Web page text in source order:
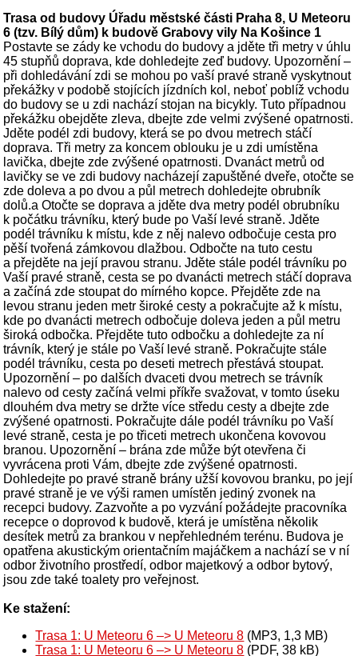
Trasa od budovy Úřadu městské části Praha 8, U Meteoru
6 (tzv. Bílý dům) k budově Grabovy vily Na Košince 1
Postavte se zády ke vchodu do budovy a jděte tři metry v úhlu
45 stupňů doprava, kde dohledejte zeď budovy. Upozornění –
při dohledávání zdi se mohou po vaší pravé straně vyskytnout
překážky v podobě stojících jízdních kol, neboť poblíž vchodu
do budovy se u zdi nachází stojan na bicykly. Tuto případnou
překážku obejděte zleva, dbejte zde velmi zvýšené opatrnosti.
Jděte podél zdi budovy, která se po dvou metrech stáčí
doprava. Tři metry za koncem oblouku je u zdi umístěna
lavička, dbejte zde zvýšené opatrnosti. Dvanáct metrů od
lavičky se ve zdi budovy nacházejí zapuštěné dveře, otočte se
zde doleva a po dvou a půl metrech dohledejte obrubník
dolů.a Otočte se doprava a jděte dva metry podél obrubníku
k počátku trávníku, který bude po Vaší levé straně. Jděte
podél trávníku k místu, kde z něj nalevo odbočuje cesta pro
pěší tvořená zámkovou dlažbou. Odbočte na tuto cestu
a přejděte na její pravou stranu. Jděte stále podél trávníku po
Vaší pravé straně, cesta se po dvanácti metrech stáčí doprava
a začíná zde stoupat do mírného kopce. Přejděte zde na
levou stranu jeden metr široké cesty a pokračujte až k místu,
kde po dvanácti metrech odbočuje doleva jeden a půl metru
široká odbočka. Přejděte tuto odbočku a dohledejte za ní
trávník, který je stále po Vaší levé straně. Pokračujte stále
podél trávníku, cesta po deseti metrech přestává stoupat.
Upozornění – po dalších dvaceti dvou metrech se trávník
nalevo od cesty začíná velmi příkře svažovat, v tomto úseku
dlouhém dva metry se držte více středu cesty a dbejte zde
zvýšené opatrnosti. Pokračujte dále podél trávníku po Vaší
levé straně, cesta je po třiceti metrech ukončena kovovou
branou. Upozornění – brána zde může být otevřena či
vyvrácena proti Vám, dbejte zde zvýšené opatrnosti.
Dohledejte po pravé straně brány užší kovovou branku, po její
pravé straně je ve výši ramen umístěn jediný zvonek na
recepci budovy. Zazvoňte a po vyzvání požádejte pracovníka
recepce o doprovod k budově, která je umístěna několik
desítek metrů za brankou v nepřehledném terénu. Budova je
opatřena akustickým orientačním majáčkem a nachází se v ní
odbor životního prostředí, odbor majetkový a odbor bytový,
jsou zde také toalety pro veřejnost.
Ke stažení:
Trasa 1: U Meteoru 6 –> U Meteoru 8 (MP3, 1,3 MB)
Trasa 1: U Meteoru 6 –> U Meteoru 8 (PDF, 38 kB)